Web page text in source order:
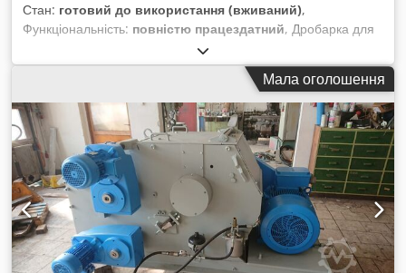
Стан: готовий до використання (вживаний),
Функціональність: повністю працездатний, Дробарка для
деревини, обрізків пилорами LINDNER тип T 400/140-2 –
Після технічного огляду – У дуже доброму стані – Для
технологічної тріски Cjdpfx Asr Ak Rgjd Ssha ТЕХНІЧНІ
ХАРАКТЕРИСТИКИ: ширина завантажувального отвору: 400
мм висота завантажувального отвору: 140 мм діаметр
ротора: 450 мм довжина ротора: 400 мм потужність
головного двигуна: 33 кВт потужність двигунів подачі: 2 x 1,5
кВт кількість ножів: 2 шт. сито розміром: 60 мм x 90 мм
подаючі вали у дуже доброму стані потужність двигуна
подаючого транспортера: 1,5 кВт довжина транспортера:
4200 мм транспортні габарити (довж./шир./вис.): 430 / 240 /
150 см вага: близько 2000 кг
Мала оголошення